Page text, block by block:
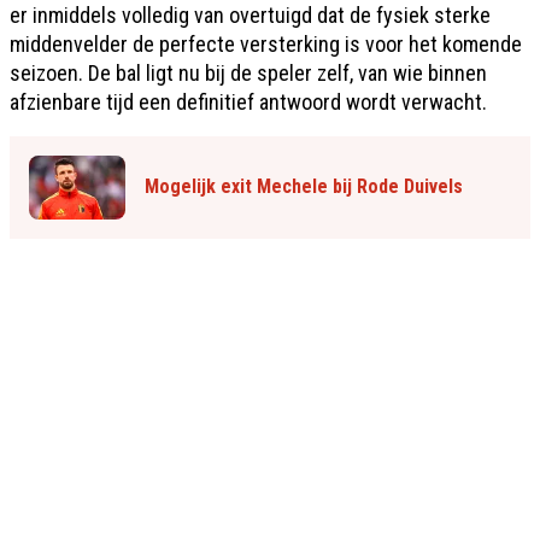
er inmiddels volledig van overtuigd dat de fysiek sterke
middenvelder de perfecte versterking is voor het komende
seizoen. De bal ligt nu bij de speler zelf, van wie binnen
afzienbare tijd een definitief antwoord wordt verwacht.
Mogelijk exit Mechele bij Rode Duivels